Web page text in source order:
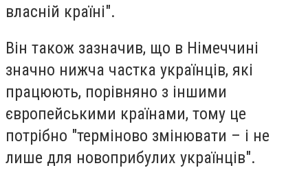
власній країні".
Він також зазначив, що в Німеччині
значно нижча частка українців, які
працюють, порівняно з іншими
європейськими країнами, тому це
потрібно "терміново змінювати – і не
лише для новоприбулих українців".